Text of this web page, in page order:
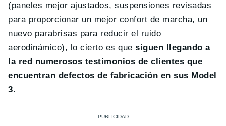
(paneles mejor ajustados, suspensiones revisadas
para proporcionar un mejor confort de marcha, un
nuevo parabrisas para reducir el ruido
aerodinámico), lo cierto es quesiguen llegando a
la red numerosos testimonios de clientes que
encuentran defectos de fabricación en sus Model
3.